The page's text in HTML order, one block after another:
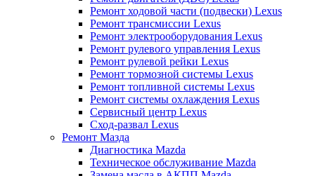
Ремонт ходовой части (подвески) Lexus
Ремонт трансмиссии Lexus
Ремонт электрооборудования Lexus
Ремонт рулевого управления Lexus
Ремонт рулевой рейки Lexus
Ремонт тормозной системы Lexus
Ремонт топливной системы Lexus
Ремонт системы охлаждения Lexus
Сервисный центр Lexus
Сход-развал Lexus
Ремонт Мазда
Диагностика Mazda
Техническое обслуживание Mazda